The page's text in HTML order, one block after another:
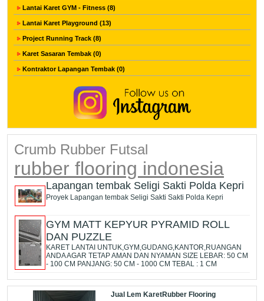
Lantai Karet GYM - Fitness (8)
Lantai Karet Playground (13)
Project Running Track (8)
Karet Sasaran Tembak (0)
Kontraktor Lapangan Tembak (0)
Crumb Rubber Futsal
rubber flooring indonesia
Lapangan tembak Seligi Sakti Polda Kepri
Proyek Lapangan tembak Seligi Sakti Sakti Polda Kepri
GYM MATT KEPYUR PYRAMID ROLL
DAN PUZZLE
KARET LANTAI UNTUK,GYM,GUDANG,KANTOR,RUANGAN
ANDA AGAR TETAP AMAN DAN NYAMAN SIZE LEBAR: 50 CM
- 100 CM PANJANG: 50 CM - 1000 CM TEBAL : 1 CM
Jual Lem KaretRubber Flooring